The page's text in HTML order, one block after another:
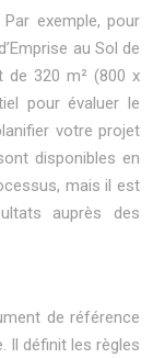
exemple, pour
au Sol de
de 320 m² (800 x
pour évaluer le
votre projet
disponibles en
mais il est
auprès des
de référence
Il définit les règles